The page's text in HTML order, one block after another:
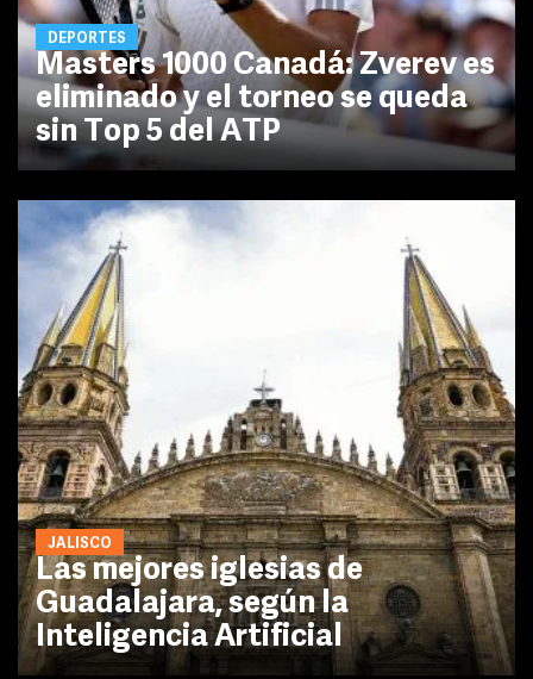
DEPORTES
Masters 1000 Canadá: Zverev es
eliminado y el torneo se queda
sin Top 5 del ATP
JALISCO
Las mejores iglesias de
Guadalajara, según la
Inteligencia Artificial